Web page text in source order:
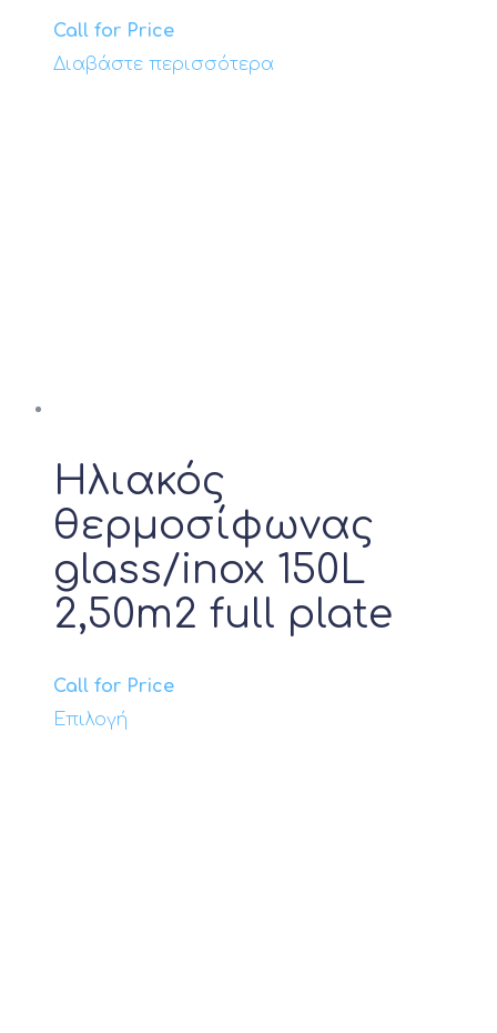
Call for Price
Διαβάστε περισσότερα
Ηλιακός
θερμοσίφωνας
glass/inox 150L
2,50m2 full plate
Call for Price
Επιλογή